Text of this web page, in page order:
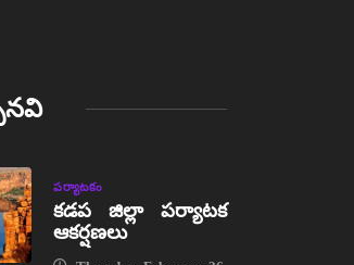
పర్యాటకం
కడప జిల్లా పర్యాటక
ఆకర్షణలు